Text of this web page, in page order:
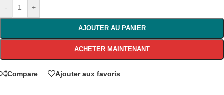
- +
AJOUTER AU PANIER
ACHETER MAINTENANT
Compare Ajouter aux favoris